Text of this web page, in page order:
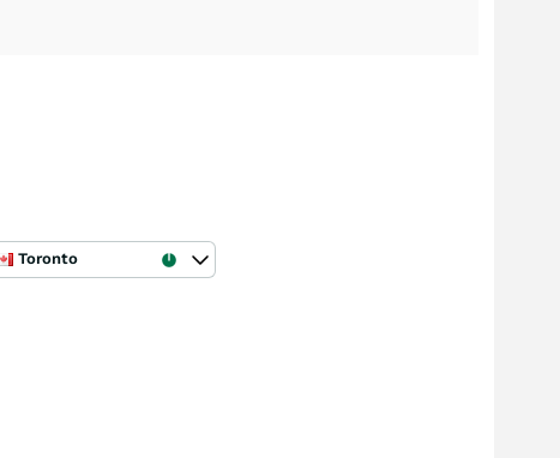
Toronto